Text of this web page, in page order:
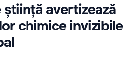
știință avertizează
chimice invizibile